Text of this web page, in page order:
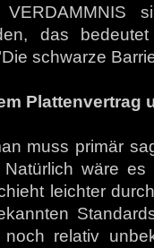
das
schwarze
Plattenvertrag
muss primär
wäre
leichter
relativ